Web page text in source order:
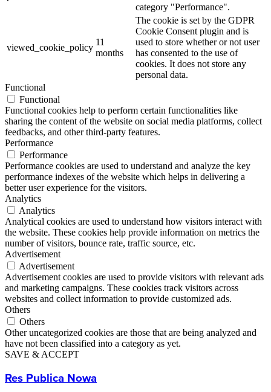
category "Performance".
viewed_cookie_policy
11
months
The cookie is set by the GDPR
Cookie Consent plugin and is
used to store whether or not user
has consented to the use of
cookies. It does not store any
personal data.
Functional
Functional
Functional cookies help to perform certain functionalities like
sharing the content of the website on social media platforms, collect
feedbacks, and other third-party features.
Performance
Performance
Performance cookies are used to understand and analyze the key
performance indexes of the website which helps in delivering a
better user experience for the visitors.
Analytics
Analytics
Analytical cookies are used to understand how visitors interact with
the website. These cookies help provide information on metrics the
number of visitors, bounce rate, traffic source, etc.
Advertisement
Advertisement
Advertisement cookies are used to provide visitors with relevant ads
and marketing campaigns. These cookies track visitors across
websites and collect information to provide customized ads.
Others
Others
Other uncategorized cookies are those that are being analyzed and
have not been classified into a category as yet.
SAVE & ACCEPT
Res Publica Nowa